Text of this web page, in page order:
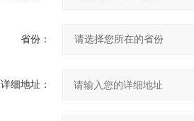
省份：
详细地址：